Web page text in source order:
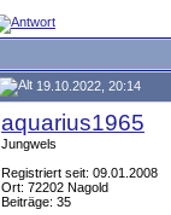
19.10.2022, 20:14
aquarius1965
Jungwels
Registriert seit: 09.01.2008
Ort: 72202 Nagold
Beiträge: 35